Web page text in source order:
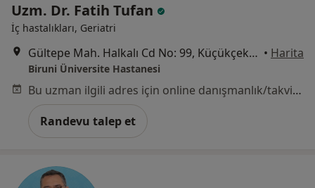
Uzm. Dr. Fatih Tufan
İç hastalıkları, Geriatri
Gültepe Mah. Halkalı Cd No: 99, Küçükçekmece • Harita
Biruni Üniversite Hastanesi
Bu uzman ilgili adres için online danışmanlık/takvim sunmuyor.
Randevu talep et